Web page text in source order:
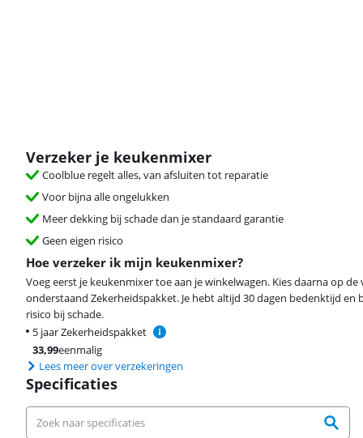
Verzeker je keukenmixer
Coolblue regelt alles, van afsluiten tot reparatie
Voor bijna alle ongelukken
Meer dekking bij schade dan je standaard garantie
Geen eigen risico
Hoe verzeker ik mijn keukenmixer?
Voeg eerst je keukenmixer toe aan je winkelwagen. Kies daarna op de
onderstaand Zekerheidspakket. Je hebt altijd 30 dagen bedenktijd en
risico bij schade.
5 jaar Zekerheidspakket
33,99eenmalig
Lees meer over verzekeringen
Specificaties